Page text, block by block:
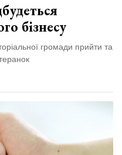
бізнесу
громади прийти та